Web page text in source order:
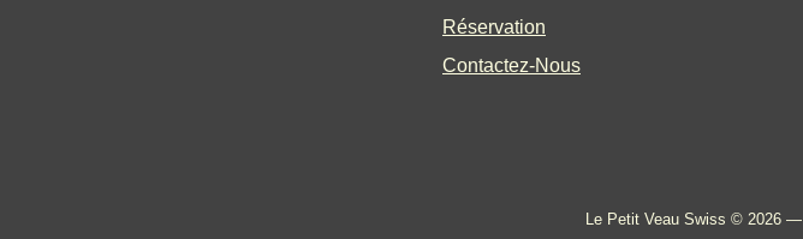
Réservation
Contactez-Nous
Le Petit Veau Swiss © 2026 —